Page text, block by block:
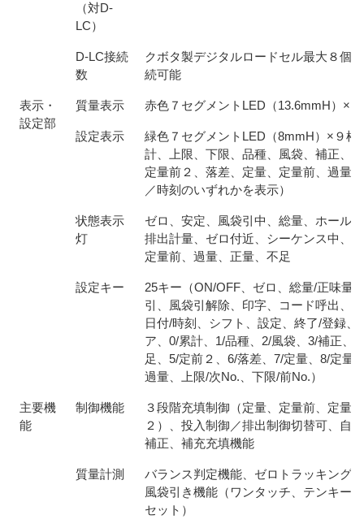
（対D-
LC）
D-LC接続
数
クボタ製デジタルロードセル最大８個
続可能
表示・
設定部
質量表示 赤色７セグメントLED（13.6mmH）×
設定表示
緑色７セグメントLED（8mmH）×９桁
計、上限、下限、品種、風袋、補正、
定量前２、落差、定量、定量前、過量
／時刻のいずれかを表示）
状態表示
灯
ゼロ、安定、風袋引中、総量、ホール
排出計量、ゼロ付近、シーケンス中、
定量前、過量、正量、不足
設定キー
25キー（ON/OFF、ゼロ、総量/正味量
引、風袋引解除、印字、コード呼出、
日付/時刻、シフト、設定、終了/登録、
ア、0/累計、1/品種、2/風袋、3/補正、
足、5/定前２、6/落差、7/定量、8/定量
過量、上限/次No.、下限/前No.）
主要機
能
制御機能
３段階充填制御（定量、定量前、定量前
２）、投入制御／排出制御切替可、自
補正、補充充填機能
質量計測
バランス判定機能、ゼロトラッキング
風袋引き機能（ワンタッチ、テンキー
セット）